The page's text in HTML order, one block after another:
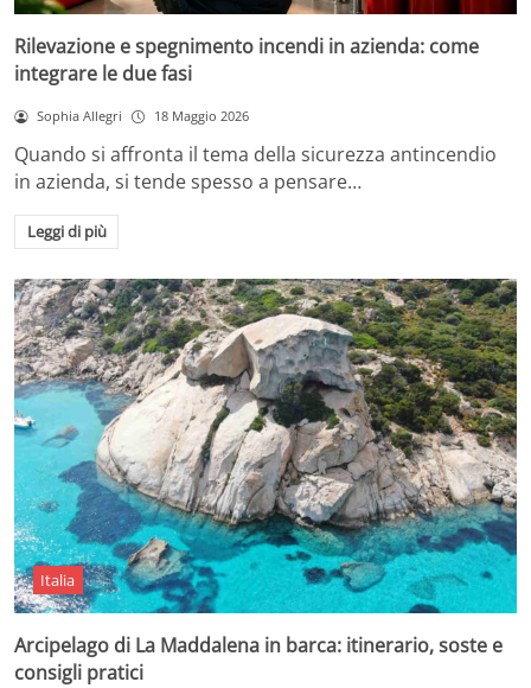
Rilevazione e spegnimento incendi in azienda: come
integrare le due fasi
Sophia Allegri 18 Maggio 2026
Quando si affronta il tema della sicurezza antincendio
in azienda, si tende spesso a pensare…
Leggi di più
Italia
Arcipelago di La Maddalena in barca: itinerario, soste e
consigli pratici